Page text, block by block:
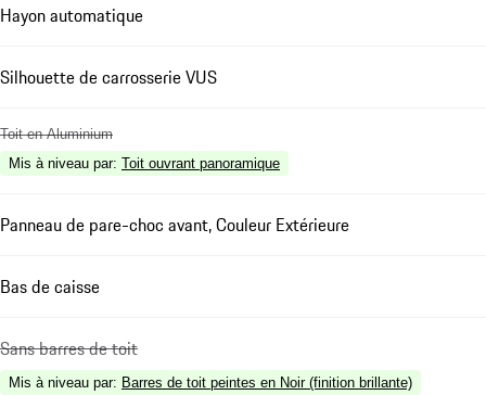
Hayon automatique
Silhouette de carrosserie VUS
Toit en Aluminium
Mis à niveau par: Toit ouvrant panoramique
Panneau de pare-choc avant, Couleur Extérieure
Bas de caisse
Sans barres de toit
Mis à niveau par: Barres de toit peintes en Noir (finition brillante)